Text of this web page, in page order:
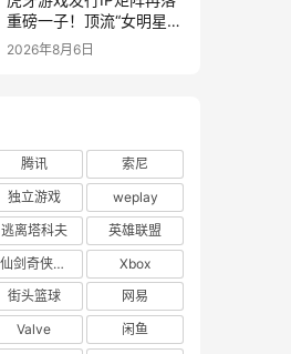
重磅一子！顶流“女明星”
ZANMANG LOOPY 正版
2026年8月6日
腾讯
索尼
独立游戏
weplay
逃离塔科夫
英雄联盟
仙剑奇侠传四
Xbox
街头篮球
网易
Valve
闲鱼